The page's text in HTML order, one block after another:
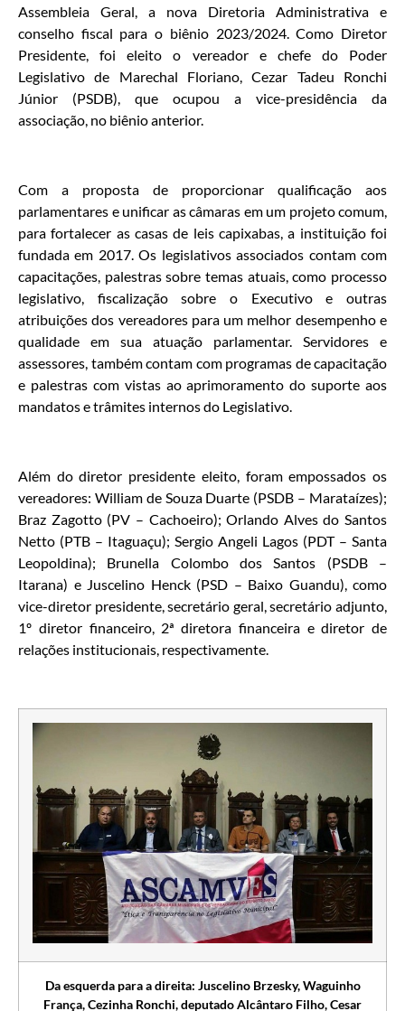
Assembleia Geral, a nova Diretoria Administrativa e
conselho fiscal para o biênio 2023/2024. Como Diretor
Presidente, foi eleito o vereador e chefe do Poder
Legislativo de Marechal Floriano, Cezar Tadeu Ronchi
Júnior (PSDB), que ocupou a vice-presidência da
associação, no biênio anterior.
Com a proposta de proporcionar qualificação aos
parlamentares e unificar as câmaras em um projeto comum,
para fortalecer as casas de leis capixabas, a instituição foi
fundada em 2017. Os legislativos associados contam com
capacitações, palestras sobre temas atuais, como processo
legislativo, fiscalização sobre o Executivo e outras
atribuições dos vereadores para um melhor desempenho e
qualidade em sua atuação parlamentar. Servidores e
assessores, também contam com programas de capacitação
e palestras com vistas ao aprimoramento do suporte aos
mandatos e trâmites internos do Legislativo.
Além do diretor presidente eleito, foram empossados os
vereadores: William de Souza Duarte (PSDB – Marataízes);
Braz Zagotto (PV – Cachoeiro); Orlando Alves do Santos
Netto (PTB – Itaguaçu); Sergio Angeli Lagos (PDT – Santa
Leopoldina); Brunella Colombo dos Santos (PSDB –
Itarana) e Juscelino Henck (PSD – Baixo Guandu), como
vice-diretor presidente, secretário geral, secretário adjunto,
1º diretor financeiro, 2ª diretora financeira e diretor de
relações institucionais, respectivamente.
Da esquerda para a direita: Juscelino Brzesky, Waguinho
França, Cezinha Ronchi, deputado Alcântaro Filho, Cesar